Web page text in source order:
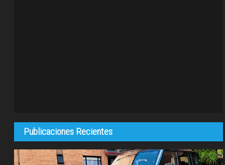
Publicaciones Recientes